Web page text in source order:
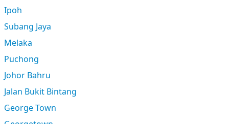
Ipoh
Subang Jaya
Melaka
Puchong
Johor Bahru
Jalan Bukit Bintang
George Town